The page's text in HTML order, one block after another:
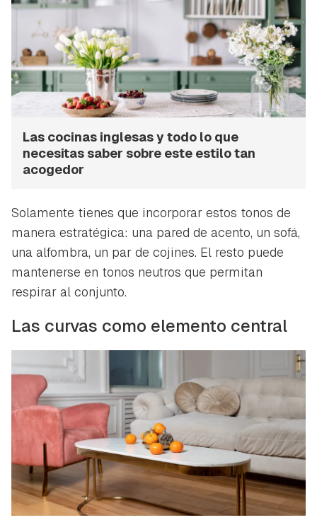
Las cocinas inglesas y todo lo que
necesitas saber sobre este estilo tan
acogedor
Solamente tienes que incorporar estos tonos de
manera estratégica: una pared de acento, un sofá,
una alfombra, un par de cojines. El resto puede
mantenerse en tonos neutros que permitan
respirar al conjunto.
Las curvas como elemento central